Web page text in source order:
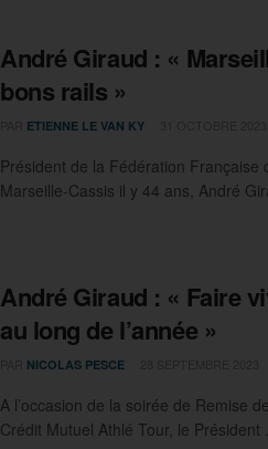
André Giraud : «
bons rails »
ETIENNE LE VAN KY
Président de la Fédération Française
Marseille-Cassis il y 44 ans, André
André Giraud : « Faire
au long de l’année »
NICOLAS PESCE
A l’occasion de la soirée de Remise
Crédit Mutuel Athlé Tour, le Président ...